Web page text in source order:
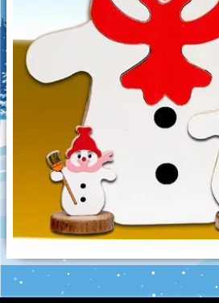
Les culbuteurs
Puzzle
Jouets d'éveil
Créations diverses
Imprimante 3D
Découpe laser
Pendentifs en céramique
Objets en céramique
Galets